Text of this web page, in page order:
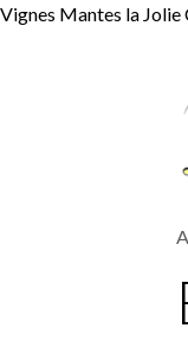
Vignes Mantes la